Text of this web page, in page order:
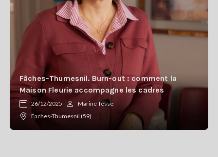
Fâches-Thumesnil. Burn-out : comment la
Maison Fleurie accompagne les cadres
26/12/2025
Marine Tesse
Faches-Thumesnil (59)